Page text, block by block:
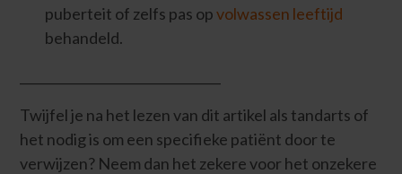
puberteit of zelfs pas opvolwassen leeftijd
behandeld.
Twijfel je na het lezen van dit artikel als tandarts of
het nodig is om een specifieke patiënt door te
verwijzen? Neem dan het zekere voor het onzekere